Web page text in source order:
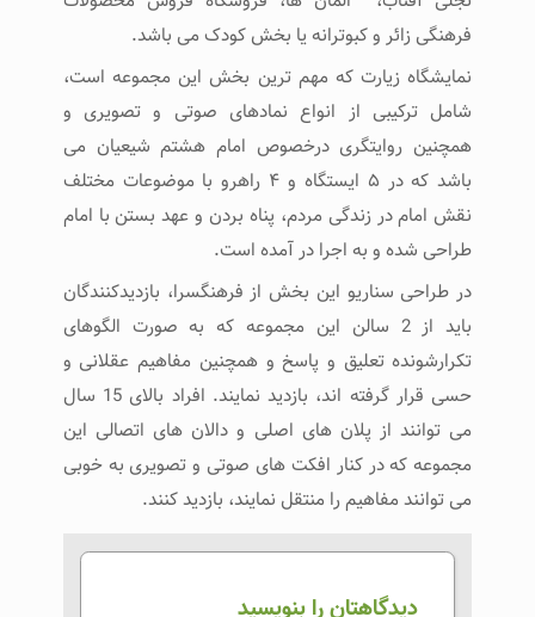
فرهنگی زائر و کبوترانه یا بخش کودک می باشد.
نمایشگاه زیارت که مهم ترین بخش این مجموعه است،
شامل ترکیبی از انواع نمادهای صوتی و تصویری و
همچنین روایتگری درخصوص امام هشتم شیعیان می
باشد که در ۵ ایستگاه و ۴ راهرو با موضوعات مختلف
نقش امام در زندگی مردم، پناه بردن و عهد بستن با امام
طراحی شده و به اجرا در آمده است.
در طراحی سناریو این بخش از فرهنگسرا، بازدیدکنندگان
باید از 2 سالن این مجموعه که به صورت الگوهای
تکرارشونده تعلیق و پاسخ و همچنین مفاهیم عقلانی و
حسی قرار گرفته اند، بازدید نمایند. افراد بالای 15 سال
می توانند از پلان ‌های اصلی و دالان‌ های اتصالی این
مجموعه که در کنار افکت های صوتی و تصویری به خوبی
می توانند مفاهیم را منتقل نمایند، بازدید کنند.
دیدگاهتان را بنویسید